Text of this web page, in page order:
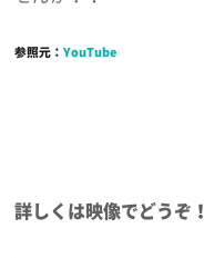
参照元：YouTube
詳しくは映像でどうぞ！